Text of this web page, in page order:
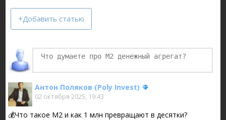
+Добавить статью
Антон Поляков (Poly Invest)
02 октября 2025, 19:43
💰Что такое М2 и как 1 млн превращают в десятки?